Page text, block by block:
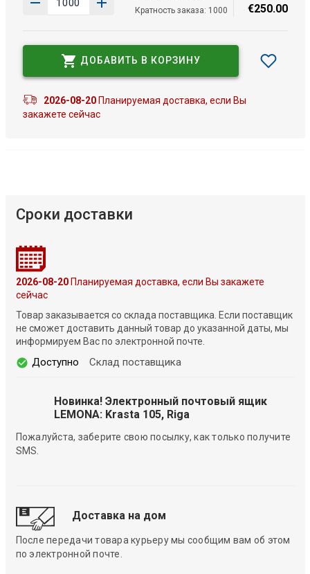
Кратность заказа: 1000
€250.00
ДОБАВИТЬ В КОРЗИНУ
2026-08-20Планируемая доставка, если Вы
закажете сейчас
Сроки доставки
2026-08-20Планируемая доставка, если Вы закажете
сейчас
Товар заказывается со склада поставщика. Если поставщик
не сможет доставить данный товар до указанной даты, мы
информируем Вас по электронной почте.
Доступно Склад поставщика
Новинка! Электронный почтовый ящик
LEMONA: Krasta 105, Riga
Пожалуйста, заберите свою посылку, как только получите
SMS.
Доставка на дом
После передачи товара курьеру мы сообщим вам об этом
по электронной почте.